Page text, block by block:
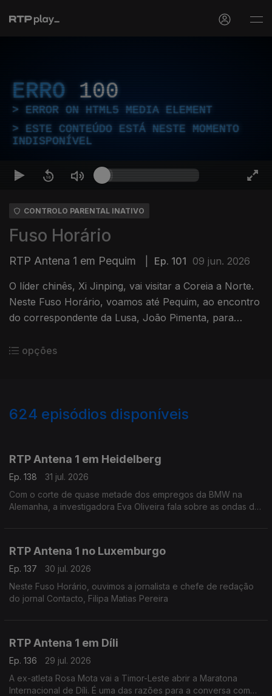
ERRO 100
ERROR ON HTML5 MEDIA ELEMENT
ESTE CONTEÚDO ESTÁ NESTE MOMENTO
INDISPONÍVEL
CONTROLO PARENTAL INATIVO
Fuso Horário
RTP Antena 1 em Pequim Ep. 101 09 jun. 2026
O líder chinês, Xi Jinping, vai visitar a Coreia a Norte.
Neste Fuso Horário, voamos até Pequim, ao encontro
do correspondente da Lusa, João Pimenta, para
Eduarda Maio.
opções
624 episódios disponíveis
RTP Antena 1 em Heidelberg
Ep. 138
31 jul. 2026
Com o corte de quase metade dos empregos da BMW na
Alemanha, a investigadora Eva Oliveira fala sobre as ondas de
RTP Antena 1 no Luxemburgo
Ep. 137
30 jul. 2026
Neste Fuso Horário, ouvimos a jornalista e chefe de redação
do jornal Contacto, Filipa Matias Pereira
RTP Antena 1 em Díli
Ep. 136
29 jul. 2026
A ex-atleta Rosa Mota vai a Timor-Leste abrir a Maratona
Internacional de Díli. É uma das razões para a conversa com